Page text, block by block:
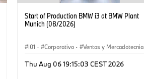
Start of Production BMW i3 at BMW Plant
Munich (08/2026)
I01 · Corporativo · Ventas y Mercadotecnia
Thu Aug 06 19:15:03 CEST 2026